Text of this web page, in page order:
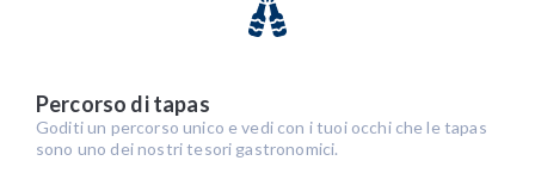
Percorso di tapas
Goditi un percorso unico e vedi con i tuoi occhi che le tapas
sono uno dei nostri tesori gastronomici.